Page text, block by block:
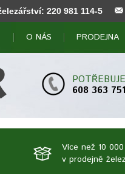
220 981 114-5
O NÁS PRODEJNA
608 363 751
Více než 10
v prodejně